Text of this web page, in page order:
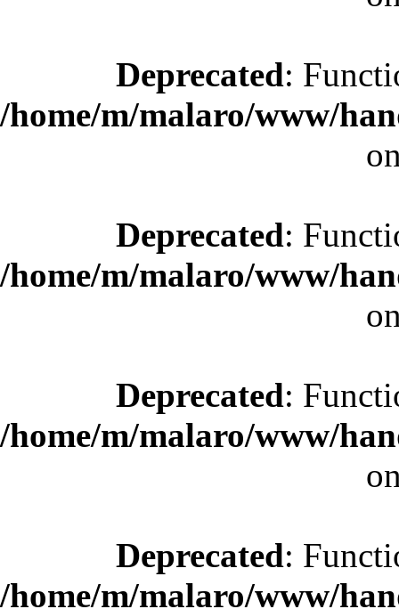
Deprecated:
/home/m/malaro/www/
Deprecated:
/home/m/malaro/www/
Deprecated:
/home/m/malaro/www/
Deprecated:
/home/m/malaro/www/